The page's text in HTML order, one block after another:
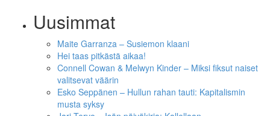
Uusimmat
Maite Garranza – Susiemon klaani
Hei taas pitkästä aikaa!
Connell Cowan & Melwyn Kinder – Miksi fiksut naiset
valitsevat väärin
Esko Seppänen – Hullun rahan tauti: Kapitalismin
musta syksy